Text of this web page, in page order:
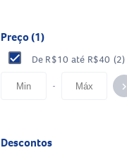
Preço (1)
De R$10 até R$40 (2)
- keyboard_arrow_right
Descontos